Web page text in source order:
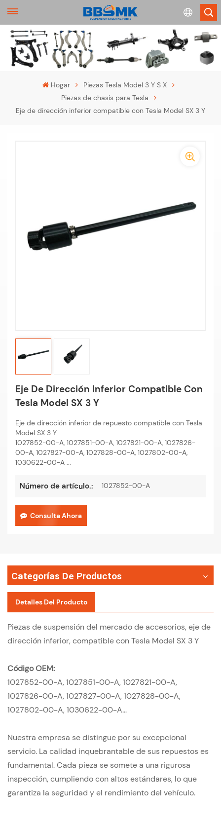
English
français
Hogar
Piezas Tesla Model 3 Y S X
Piezas de chasis para Tesla
Eje de dirección inferior compatible con Tesla Model SX 3 Y
Eje De Dirección Inferior Compatible Con
Tesla Model SX 3 Y
Eje de dirección inferior de repuesto compatible con Tesla
Model SX 3 Y
1027852-00-A, 1027851-00-A, 1027821-00-A, 1027826-
00-A, 1027827-00-A, 1027828-00-A, 1027802-00-A,
1030622-00-A ...
Número de artículo.: 1027852-00-A
Consulta Ahora
Categorías De Productos
Detalles Del Producto
Piezas de suspensión del mercado de accesorios, eje de
dirección inferior, compatible con Tesla Model SX 3 Y
Código OEM:
1027852-00-A, 1027851-00-A, 1027821-00-A,
1027826-00-A, 1027827-00-A, 1027828-00-A,
1027802-00-A, 1030622-00-A...
Nuestra empresa se distingue por su excepcional
servicio. La calidad inquebrantable de sus repuestos es
fundamental. Cada pieza se somete a una rigurosa
inspección, cumpliendo con altos estándares, lo que
garantiza la seguridad y el rendimiento del vehículo.